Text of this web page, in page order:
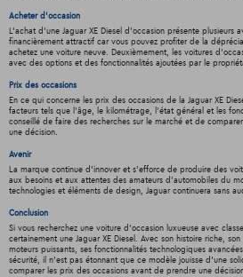
Acheter d'occasion
L'achat d'une Jaguar XE Diesel d'occasion présente plusieurs
financièrement attractif car vous pouvez profiter de la
achetez une voiture neuve. Deuxièmement, les voitures
avec des options et des fonctionnalités ajoutées par le
Prix des occasions
En ce qui concerne les prix des occasions de la Jaguar XE
facteurs tels que l'âge, le kilométrage, l'état général et les
conseillé de faire des recherches sur le marché et de
une décision.
Avenir
La marque continue d'innover et s'efforce de produire des
aux besoins et aux attentes des amateurs d'automobiles du
technologies et éléments de design, Jaguar continuera sans
Conclusion
Si vous recherchez une voiture d'occasion luxueuse avec
certainement une Jaguar XE Diesel. Avec son histoire riche,
moteurs puissants, ses fonctionnalités technologiques
sécurité, il n'est pas étonnant que ce modèle jouisse d'une
comparer les prix des occasions avant de prendre une